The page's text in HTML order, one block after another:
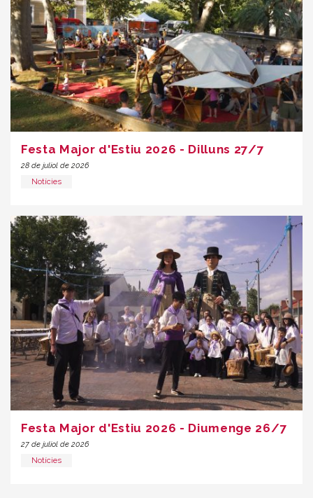
Festa Major d'Estiu 2026 - Dilluns 27/7
28 de juliol de 2026
Notícies
Festa Major d'Estiu 2026 - Diumenge 26/7
27 de juliol de 2026
Notícies